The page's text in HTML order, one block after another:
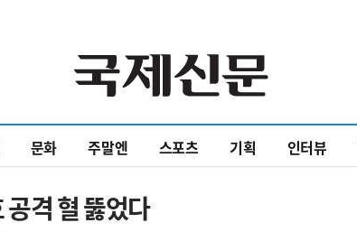
문화 주말엔 스포츠 기획 인터뷰
격 혈 뚫었다